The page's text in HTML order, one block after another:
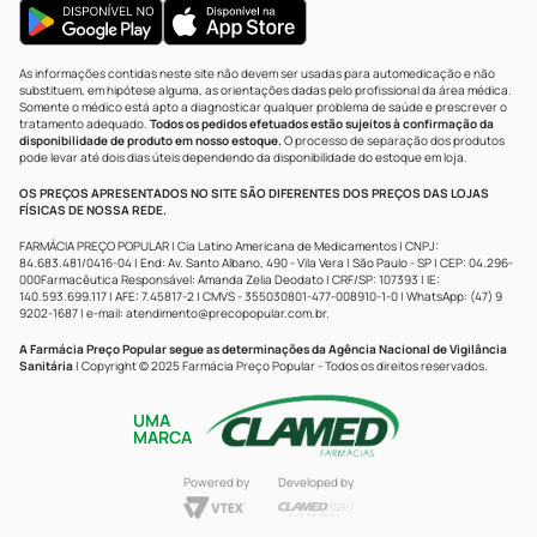
As informações contidas neste site não devem ser usadas para automedicação e não
substituem, em hipótese alguma, as orientações dadas pelo profissional da área médica.
Somente o médico está apto a diagnosticar qualquer problema de saúde e prescrever o
tratamento adequado. Todos os pedidos efetuados estão sujeitos à confirmação da
disponibilidade de produto em nosso estoque.O processo de separação dos produtos
pode levar até dois dias úteis dependendo da disponibilidade do estoque em loja.
OS PREÇOS APRESENTADOS NO SITE SÃO DIFERENTES DOS PREÇOS DAS LOJAS
FÍSICAS DE NOSSA REDE.
FARMÁCIA PREÇO POPULAR | Cia Latino Americana de Medicamentos | CNPJ:
84.683.481/0416-04 | End: Av. Santo Albano, 490 - Vila Vera | São Paulo - SP | CEP: 04.296-
000Farmacêutica Responsável: Amanda Zelia Deodato | CRF/SP: 107393 | IE:
140.593.699.117 | AFE: 7.45817-2 | CMVS - 355030801-477-008910-1-0 | WhatsApp: (47) 9
9202-1687 | e-mail: atendimento@precopopular.com.br.
A Farmácia Preço Popular segue as determinações da Agência Nacional de Vigilância
Sanitária | Copyright © 2025 Farmácia Preço Popular - Todos os direitos reservados.
UMA
MARCA
Powered by Developed by